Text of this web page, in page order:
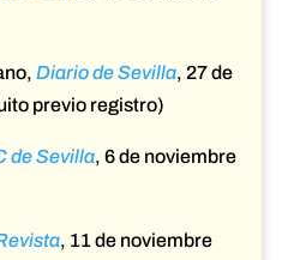
Diario de Sevilla, 27 de
previo registro)
de Sevilla, 6 de noviembre
, 11 de noviembre